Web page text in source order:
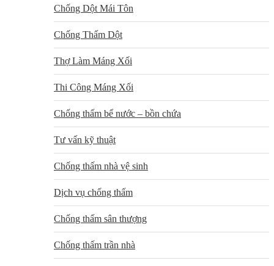
Chống Dột Mái Tôn
Chống Thấm Dột
Thợ Làm Máng Xối
Thi Công Máng Xối
Chống thấm bể nước – bồn chứa
Tư vấn kỹ thuật
Chống thấm nhà vệ sinh
Dịch vụ chống thấm
Chống thấm sân thượng
Chống thấm trần nhà